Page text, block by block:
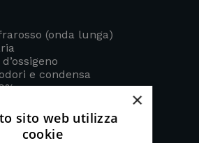
(onda lunga)
e condensa
×
sito web utilizza
cookie